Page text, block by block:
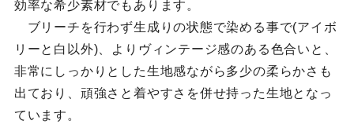
効率な希少素材でもあります。
ブリーチを行わず生成りの状態で染める事で(アイボ
リーと白以外)、よりヴィンテージ感のある色合いと、
非常にしっかりとした生地感ながら多少の柔らかさも
出ており、頑強さと着やすさを併せ持った生地となっ
ています。